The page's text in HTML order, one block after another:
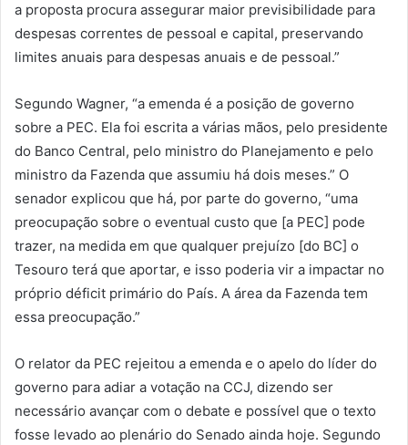
a proposta procura assegurar maior previsibilidade para
despesas correntes de pessoal e capital, preservando
limites anuais para despesas anuais e de pessoal.”
Segundo Wagner, “a emenda é a posição de governo
sobre a PEC. Ela foi escrita a várias mãos, pelo presidente
do Banco Central, pelo ministro do Planejamento e pelo
ministro da Fazenda que assumiu há dois meses.” O
senador explicou que há, por parte do governo, “uma
preocupação sobre o eventual custo que [a PEC] pode
trazer, na medida em que qualquer prejuízo [do BC] o
Tesouro terá que aportar, e isso poderia vir a impactar no
próprio déficit primário do País. A área da Fazenda tem
essa preocupação.”
O relator da PEC rejeitou a emenda e o apelo do líder do
governo para adiar a votação na CCJ, dizendo ser
necessário avançar com o debate e possível que o texto
fosse levado ao plenário do Senado ainda hoje. Segundo